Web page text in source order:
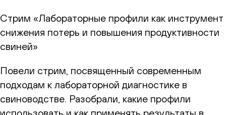
Стрим «Лабораторные профили как инструмент
снижения потерь и повышения продуктивности
свиней»
Повели стрим, посвященный современным
подходам к лабораторной диагностике в
свиноводстве. Разобрали, какие профили
использовать и как применять результаты в